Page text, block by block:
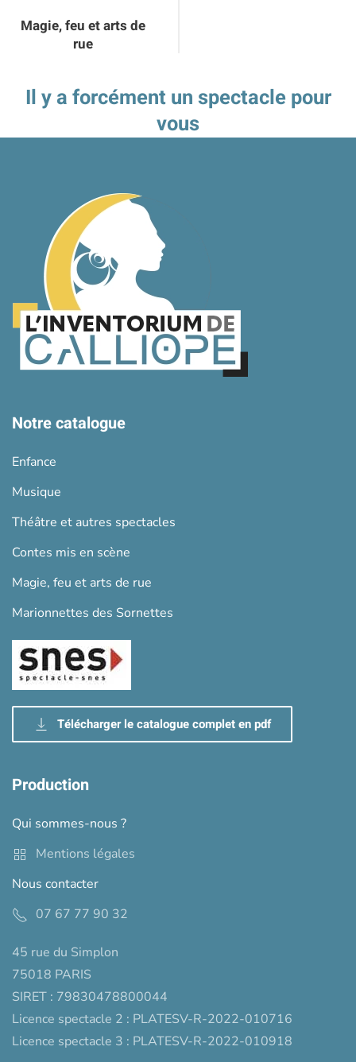
Magie, feu et arts de
rue
Il y a forcément un spectacle pour
vous
Notre catalogue
Enfance
Musique
Théâtre et autres spectacles
Contes mis en scène
Magie, feu et arts de rue
Marionnettes des Sornettes
Télécharger le catalogue complet en pdf
Production
Qui sommes-nous ?
Mentions légales
Nous contacter
07 67 77 90 32
45 rue du Simplon
75018 PARIS
SIRET : 79830478800044
Licence spectacle 2 : PLATESV-R-2022-010716
Licence spectacle 3 : PLATESV-R-2022-010918